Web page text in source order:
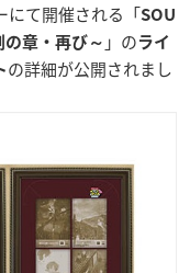
にて開催される「SOU
の章・再び～ 」の ライ
の詳細が公開されまし